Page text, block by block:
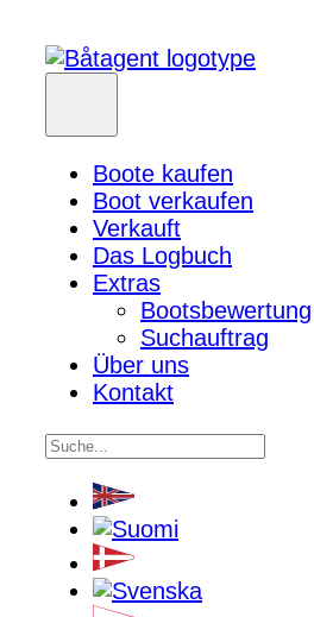
Boote kaufen
Boot verkaufen
Verkauft
Das Logbuch
Extras
Bootsbewertung
Suchauftrag
Über uns
Kontakt